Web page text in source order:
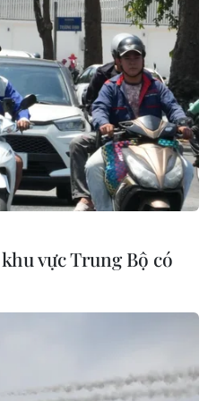
trải
nổ
vực Trung Bộ có